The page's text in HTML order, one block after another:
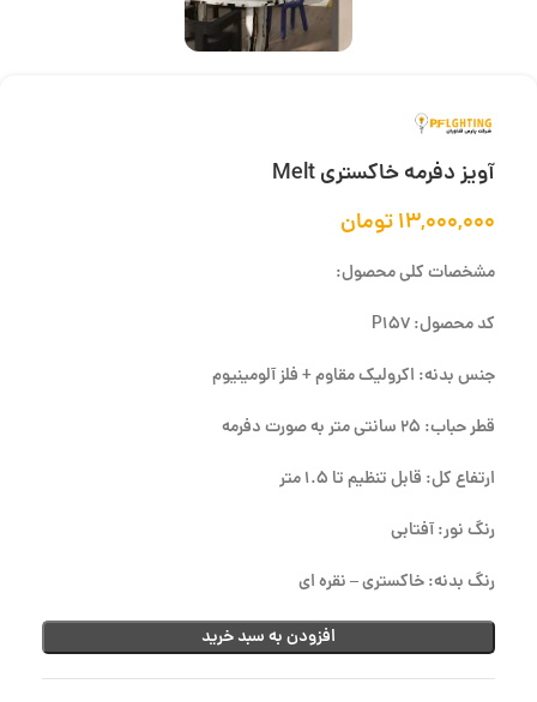
آویز دفرمه خاکستری Melt
۱۳,۰۰۰,۰۰۰تومان
مشخصات کلی محصول:
کد محصول: P157
جنس بدنه: اکرولیک مقاوم + فلز آلومینیوم
قطر حباب: 25 سانتی متر به صورت دفرمه
ارتفاع کل: قابل تنظیم تا 1.5 متر
رنگ نور: آفتابی
رنگ بدنه: خاکستری – نقره ای
افزودن به سبد خرید